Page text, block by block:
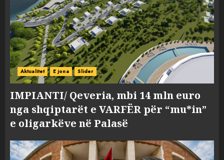
Aktualitet E jona Slider
IMPIANTI/ Qeveria, mbi 14 mln euro
nga shqiptarët e VARFËR për “mu*in”
e oligarkëve në Palasë